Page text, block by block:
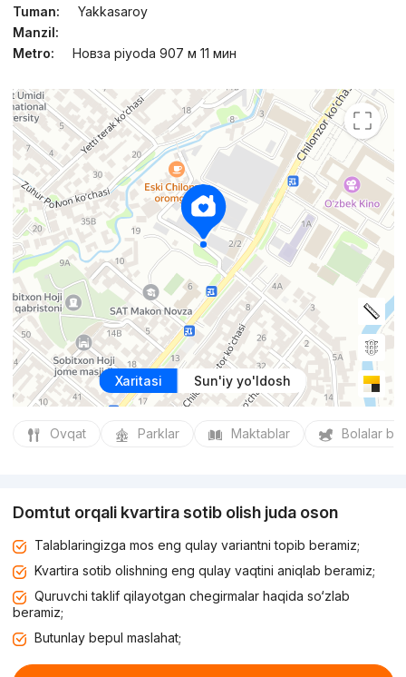
Tuman:
Yakkasaroy
Manzil:
Metro:
Новза piyoda 907 м 11 мин
Xaritasi Sun'iy yo'ldosh
Ovqat Parklar Maktablar Bolalar
Domtut orqali kvartira sotib olish juda oson
Talablaringizga mos eng qulay variantni topib beramiz;
Kvartira sotib olishning eng qulay vaqtini aniqlab beramiz;
Quruvchi taklif qilayotgan chegirmalar haqida so‘zlab
beramiz;
Butunlay bepul maslahat;